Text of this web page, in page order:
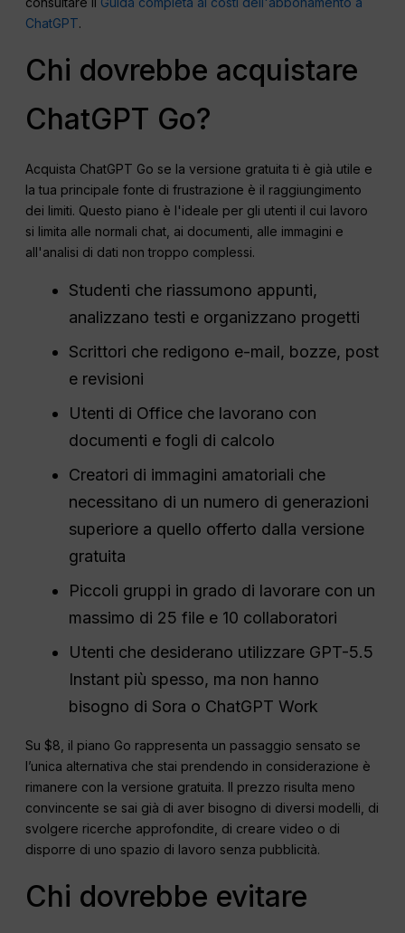
ChatGPT.
Chi dovrebbe acquistare
ChatGPT Go?
Acquista ChatGPT Go se la versione gratuita ti è già utile e
la tua principale fonte di frustrazione è il raggiungimento
dei limiti. Questo piano è l'ideale per gli utenti il cui lavoro
si limita alle normali chat, ai documenti, alle immagini e
all'analisi di dati non troppo complessi.
Studenti che riassumono appunti,
analizzano testi e organizzano progetti
Scrittori che redigono e-mail, bozze, post
e revisioni
Utenti di Office che lavorano con
documenti e fogli di calcolo
Creatori di immagini amatoriali che
necessitano di un numero di generazioni
superiore a quello offerto dalla versione
gratuita
Piccoli gruppi in grado di lavorare con un
massimo di 25 file e 10 collaboratori
Utenti che desiderano utilizzare GPT-5.5
Instant più spesso, ma non hanno
bisogno di Sora o ChatGPT Work
Su $8, il piano Go rappresenta un passaggio sensato se
l’unica alternativa che stai prendendo in considerazione è
rimanere con la versione gratuita. Il prezzo risulta meno
convincente se sai già di aver bisogno di diversi modelli, di
svolgere ricerche approfondite, di creare video o di
disporre di uno spazio di lavoro senza pubblicità.
Chi dovrebbe evitare